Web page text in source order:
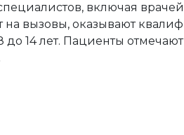
включая
на вызовы, оказывают
до 14 лет. Пациенты